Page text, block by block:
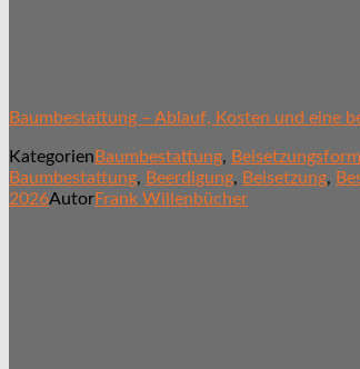
Baumbestattung – Ablauf, Kosten und eine
Kategorien Baumbestattung, Beisetzungsform
Baumbestattung, Beerdigung, Beisetzung,
2026AutorFrank Willenbücher